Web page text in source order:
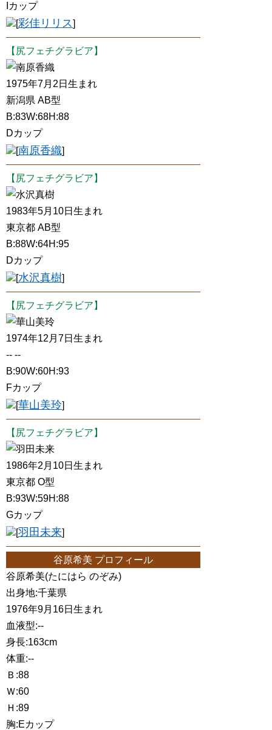
Iカップ
[彩佳リリス]
【尻フェチグラビア】
南原香織
1975年7月2日生まれ
新潟県 AB型
B:83W:68H:88
Dカップ
[南原香織]
【尻フェチグラビア】
水沢真樹
1983年5月10日生まれ
東京都 AB型
B:88W:64H:95
Dカップ
[水沢真樹]
【尻フェチグラビア】
華山美玲
1974年12月7日生まれ
-- --
B:90W:60H:93
Fカップ
[華山美玲]
【尻フェチグラビア】
羽田未来
1986年2月10日生まれ
東京都 O型
B:93W:59H:88
Gカップ
[羽田未来]
谷原希美 プロフィール
谷原希美(たにはら のぞみ)
出身地:千葉県
1976年9月16日生まれ
血液型:--
身長:163cm
体重:--
Ｂ:88
Ｗ:60
Ｈ:89
胸:Eカップ